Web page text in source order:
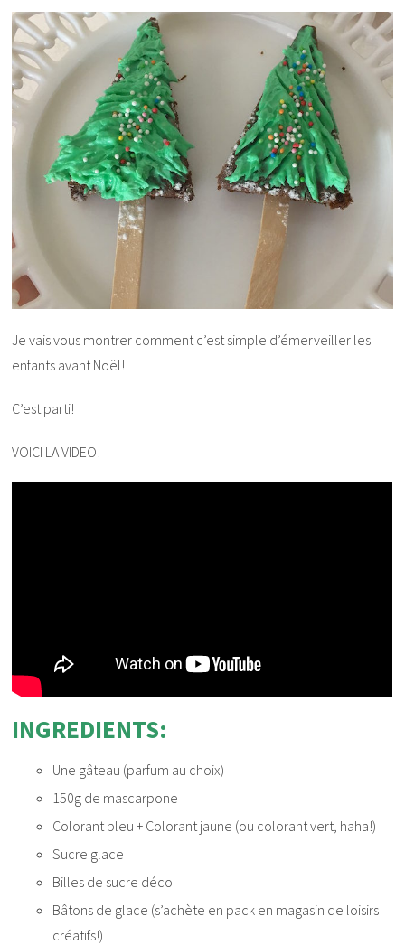
Je vais vous montrer comment c’est simple d’émerveiller les
enfants avant Noël!
C’est parti!
VOICI LA VIDEO!
INGREDIENTS:
Une gâteau (parfum au choix)
150g de mascarpone
Colorant bleu + Colorant jaune (ou colorant vert, haha!)
Sucre glace
Billes de sucre déco
Bâtons de glace (s’achète en pack en magasin de loisirs
créatifs!)